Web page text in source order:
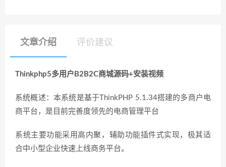
文章介绍 评价建议
Thinkphp5多用户B2B2C商城源码+安装视频
系统概述：本系统是基于ThinkPHP 5.1.34搭建的多商户电
商平台，是目前完善度领先的电商管理平台
系统主要功能采用高内聚，辅助功能插件式实现，极其适
合中小型企业快速上线商务平台。